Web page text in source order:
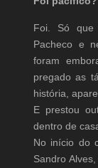
Foi. Só
Pacheco e
foram
pregado as
história,
E prestou
dentro de
No início do
Sandro